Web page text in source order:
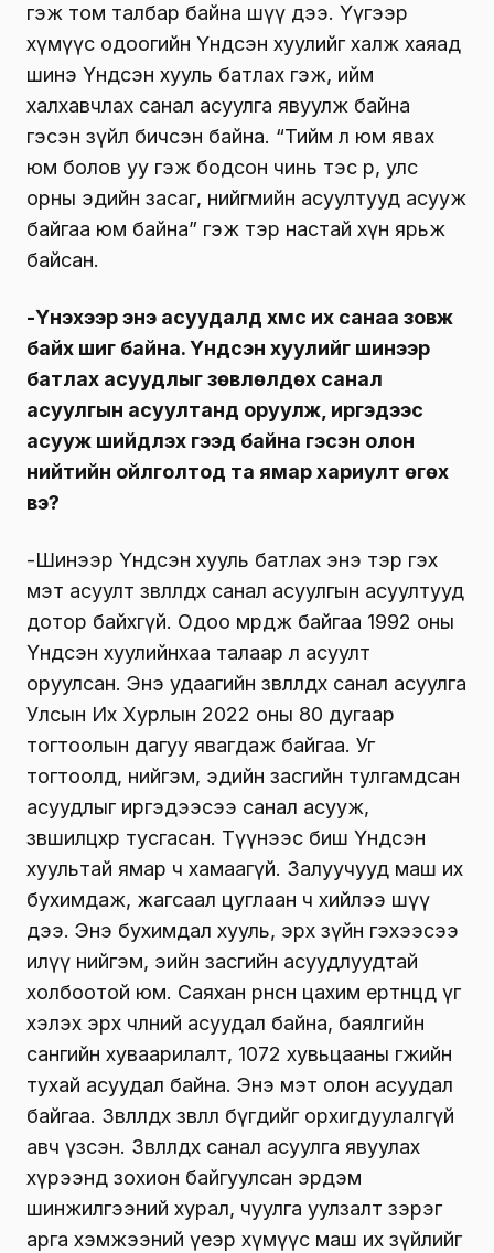
гэж том талбар байна шүү дээ. Үүгээр
хүмүүс одоогийн Үндсэн хуулийг халж хаяад
шинэ Үндсэн хууль батлах гэж, ийм
халхавчлах санал асуулга явуулж байна
гэсэн зүйл бичсэн байна. “Тийм л юм явах
юм болов уу гэж бодсон чинь тэс өөр, улс
орны эдийн засаг, нийгмийн асуултууд асууж
байгаа юм байна” гэж тэр настай хүн ярьж
байсан.
-Үнэхээр энэ асуудалд хүмүүс их санаа зовж
байх шиг байна. Үндсэн хуулийг шинээр
батлах асуудлыг зөвлөлдөх санал
асуулгын асуултанд оруулж, иргэдээс
асууж шийдүүлэх гээд байна гэсэн олон
нийтийн ойлголтод та ямар хариулт өгөх
вэ?
-Шинээр Үндсэн хууль батлах энэ тэр гэх
мэт асуулт зөвлөлдөх санал асуулгын асуултууд
дотор байхгүй. Одоо мөрдөж байгаа 1992 оны
Үндсэн хуулийнхаа талаар л асуулт
оруулсан. Энэ удаагийн зөвлөлдөх санал асуулга
Улсын Их Хурлын 2022 оны 80 дугаар
тогтоолын дагуу явагдаж байгаа. Уг
тогтоолд, нийгэм, эдийн засгийн тулгамдсан
асуудлыг иргэдээсээ санал асууж,
зөвшилцөхөөр тусгасан. Түүнээс биш Үндсэн
хуультай ямар ч хамаагүй. Залуучууд маш их
бухимдаж, жагсаал цуглаан ч хийлээ шүү
дээ. Энэ бухимдал хууль, эрх зүйн гэхээсээ
илүү нийгэм, эийн засгийн асуудлуудтай
холбоотой юм. Саяхан өрнөсөн цахим ертөнцөд үг
хэлэх эрх чөлөөний асуудал байна, баялгийн
сангийн хуваарилалт, 1072 хувьцааны өгөөжийн
тухай асуудал байна. Энэ мэт олон асуудал
байгаа. Зөвлөлдөх зөвлөл бүгдийг орхигдуулалгүй
авч үзсэн. Зөвлөлдөх санал асуулга явуулах
хүрээнд зохион байгуулсан эрдэм
шинжилгээний хурал, чуулга уулзалт зэрэг
арга хэмжээний үеэр хүмүүс маш их зүйлийг